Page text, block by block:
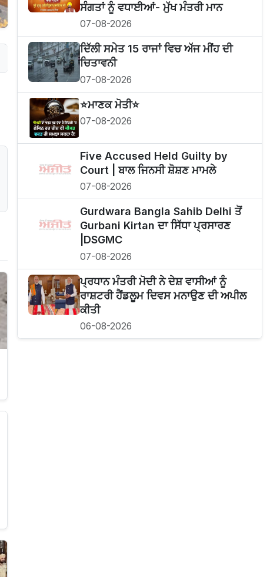
ਸੰਗਤਾਂ ਨੂੰ ਵਧਾਈਆਂ- ਮੁੱਖ ਮੰਤਰੀ ਮਾਨ
07-08-2026
ਦਿੱਲੀ ਸਮੇਤ 15 ਰਾਜਾਂ ਵਿਚ ਅੱਜ ਮੀਂਹ ਦੀ
ਚਿਤਾਵਨੀ
07-08-2026
⭐️ਮਾਣਕ ਮੋਤੀ⭐️
07-08-2026
Five Accused Held Guilty by
Court | ਬਾਲ ਜਿਨਸੀ ਸ਼ੋਸ਼ਣ ਮਾਮਲੇ
07-08-2026
Gurdwara Bangla Sahib Delhi ਤੋਂ
Gurbani Kirtan ਦਾ ਸਿੱਧਾ ਪ੍ਰਸਾਰਣ
|DSGMC
07-08-2026
ਪ੍ਰਧਾਨ ਮੰਤਰੀ ਮੋਦੀ ਨੇ ਦੇਸ਼ ਵਾਸੀਆਂ ਨੂੰ
ਰਾਸ਼ਟਰੀ ਹੈਂਡਲੂਮ ਦਿਵਸ ਮਨਾਉਣ ਦੀ ਅਪੀਲ
ਕੀਤੀ
06-08-2026